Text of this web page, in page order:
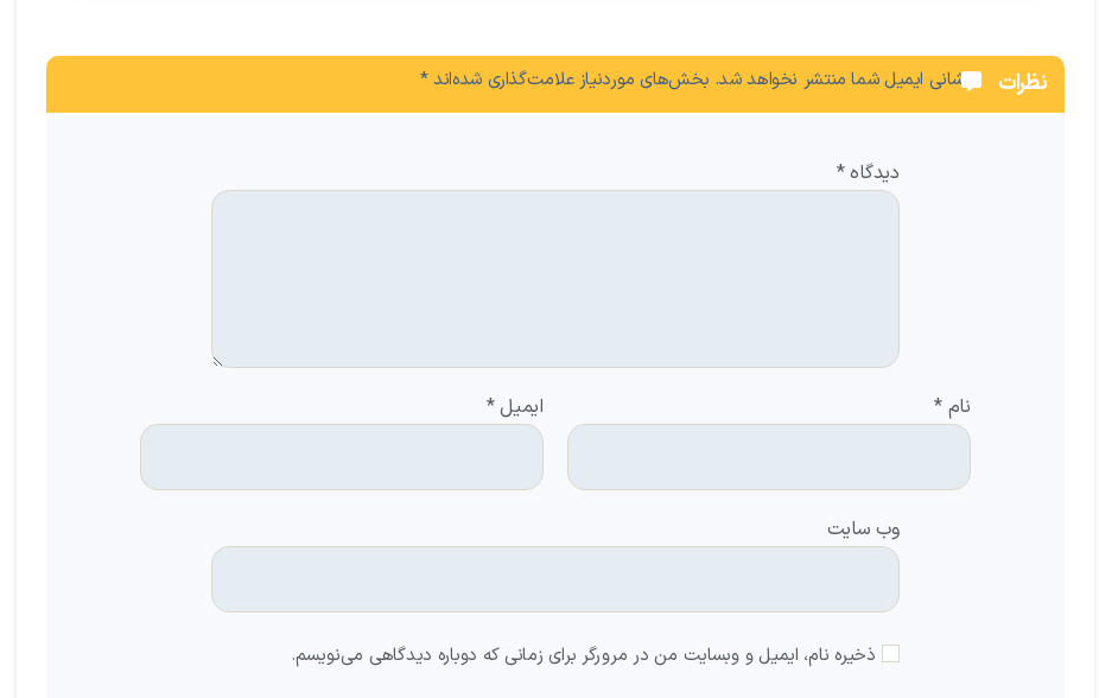
نظرات نشانی ایمیل شما منتشر نخواهد شد. بخش‌های موردنیاز علامت‌گذاری شده‌اند*
دیدگاه*
نام* ایمیل*
وب‌ سایت
ذخیره نام، ایمیل و وبسایت من در مرورگر برای زمانی که دوباره دیدگاهی می‌نویسم.